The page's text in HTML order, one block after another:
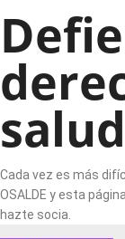
salud
Cada vez es más
OSALDE y esta
hazte socia.